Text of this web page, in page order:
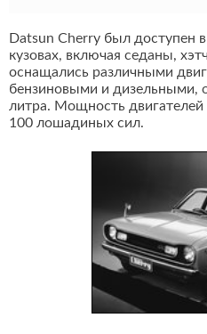
Datsun Cherry был доступен
кузовах, включая седаны,
оснащались различными
бензиновыми и дизельными,
литра. Мощность двигателей
100 лошадиных сил.